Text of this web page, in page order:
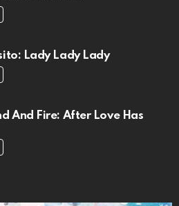
Lady Lady Lady
And Fire: After Love Has